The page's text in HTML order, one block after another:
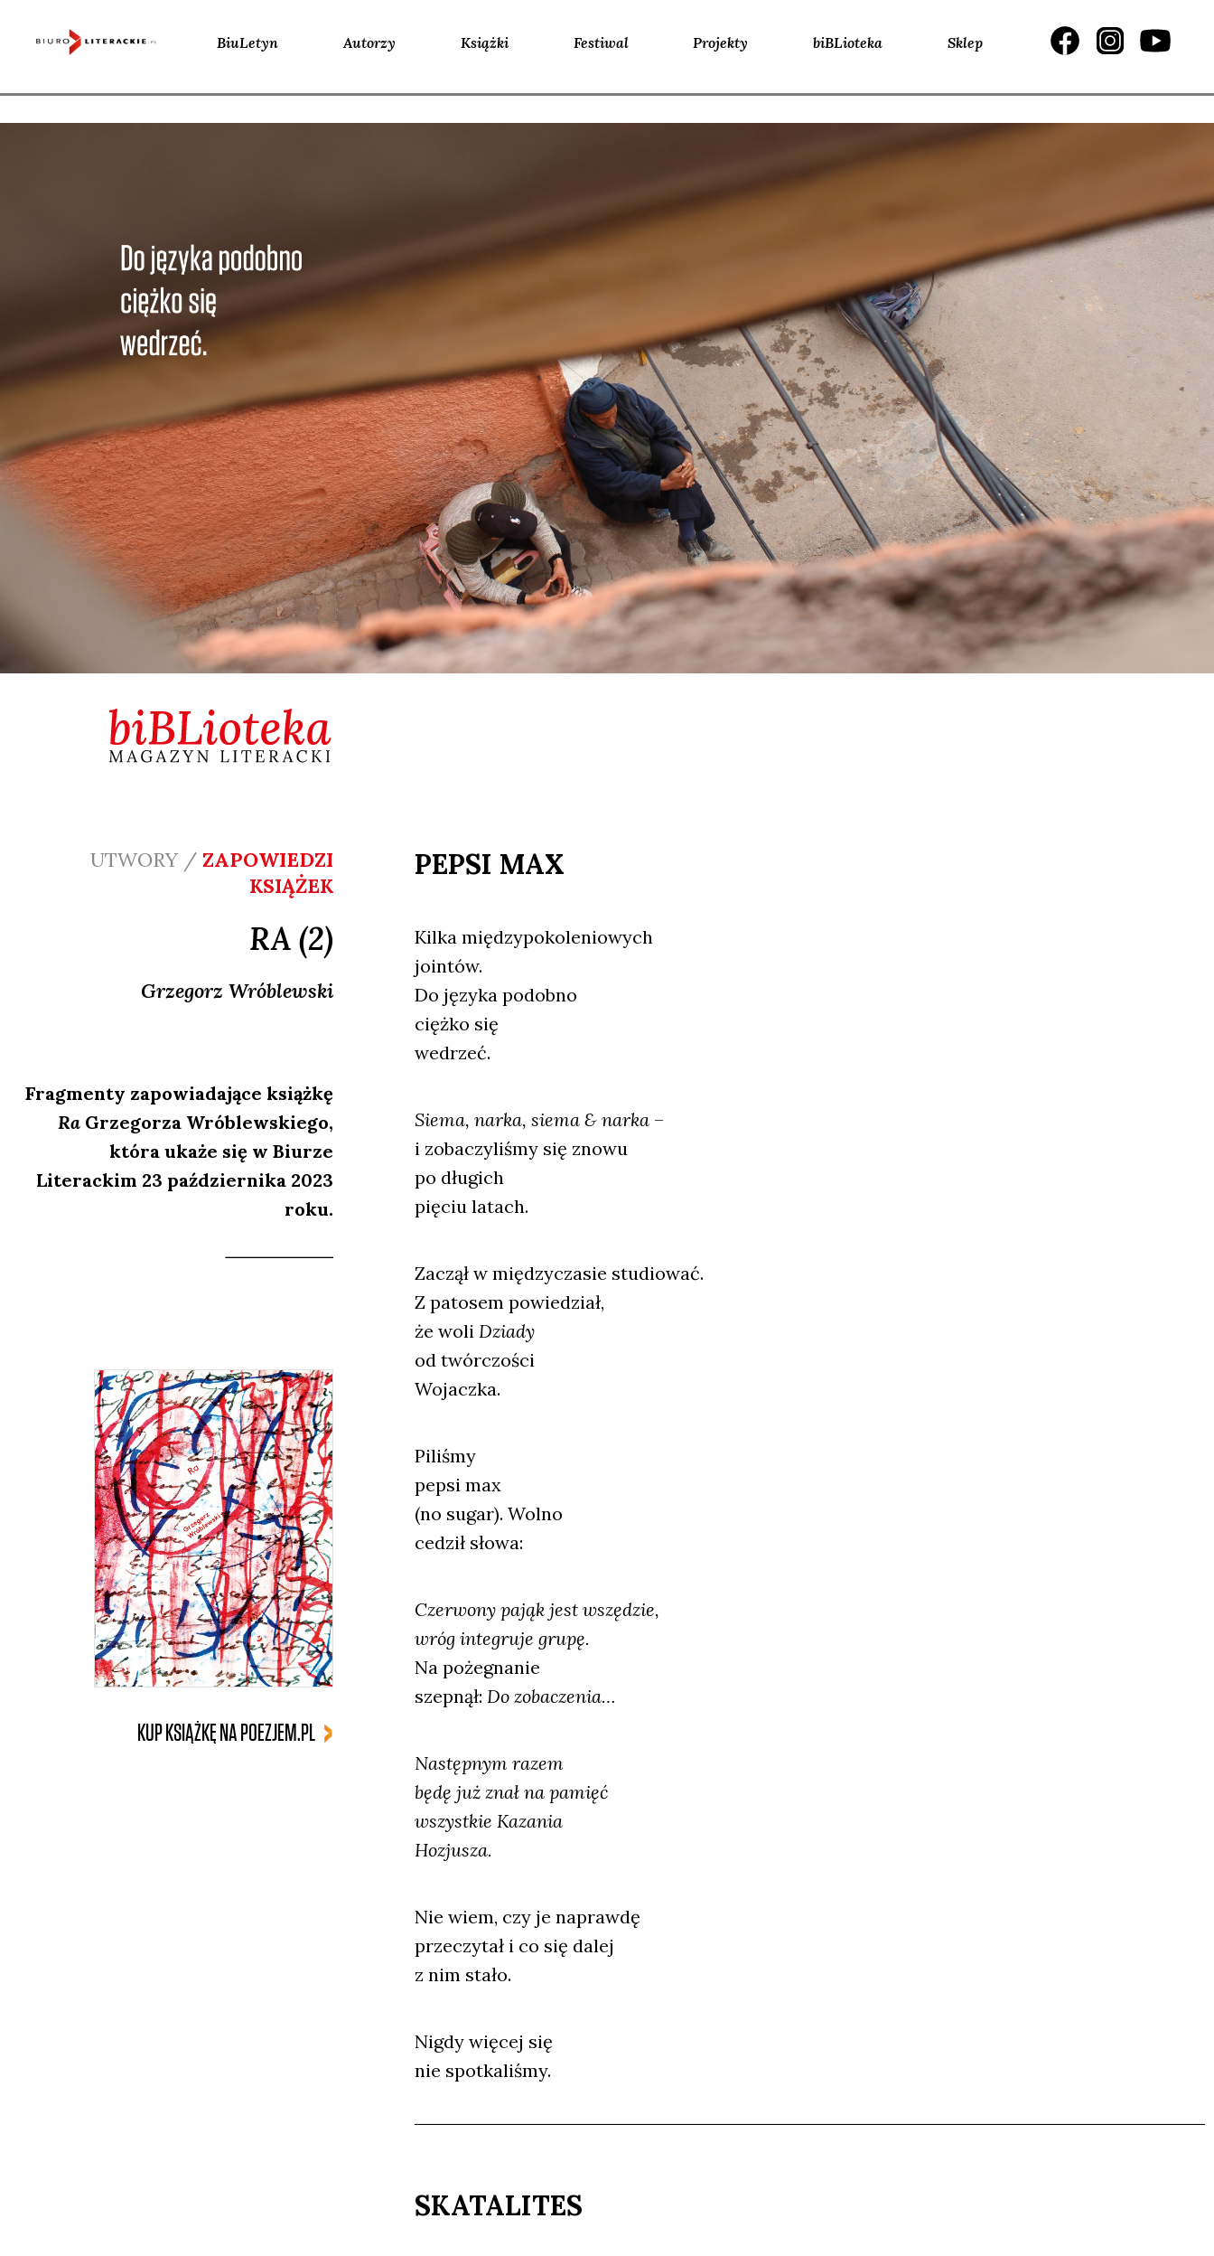
BiuLetyn Autorzy Książki Festiwal Projekty biBLioteka Sklep
UTWORY / ZAPOWIEDZI
KSIĄŻEK
RA (2)
Grzegorz Wróblewski
Fragmenty zapowiadające książkę
Ra Grzegorza Wróblewskiego,
która ukaże się w Biurze
Literackim 23 października 2023
roku.
KUP KSIĄŻKĘ NA POEZJEM.PL
PEPSI MAX
Kil­ka mię­dzy­po­ko­le­nio­wych
join­tów.
Do języ­ka podob­no
cięż­ko się
wedrzeć.
Sie­ma, nar­ka, sie­ma & nar­ka–
i zoba­czy­li­śmy się zno­wu
po dłu­gich
pię­ciu latach.
Zaczął w mię­dzy­cza­sie stu­dio­wać.
Z pato­sem powie­dział,
że woli Dzia­dy
od twór­czo­ści
Wojacz­ka.
Pili­śmy
pep­si max
(no sugar). Wol­no
cedził sło­wa:
Czer­wo­ny pająk jest wszę­dzie,
wróg inte­gru­je gru­pę.
Na poże­gna­nie
szep­nął: Do zoba­cze­nia…
Następ­nym razem
będę już znał na pamięć
wszyst­kie Kaza­nia
Hozju­sza.
Nie wiem, czy je napraw­dę
prze­czy­tał i co się dalej
z nim sta­ło.
Nigdy wię­cej się
nie spo­tka­li­śmy.
SKATALITES